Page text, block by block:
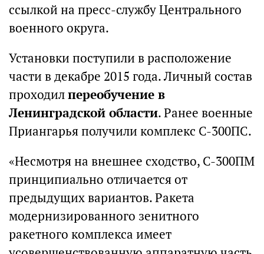
ссылкой на пресс-службу Центрального
военного округа.
Установки поступили в расположение
части в декабре 2015 года. Личный состав
проходилпереобучение в
Ленинградской области. Ранее военные
Приангарья получили комплекс С-300ПС.
«Несмотря на внешнее сходство, С-300ПМ
принципиально отличается от
предыдущих вариантов. Ракета
модернизированного зенитного
ракетного комплекса имеет